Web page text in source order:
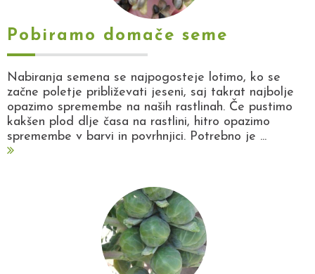
Pobiramo domače seme
Nabiranja semena se najpogosteje lotimo, ko se
začne poletje približevati jeseni, saj takrat najbolje
opazimo spremembe na naših rastlinah. Če pustimo
kakšen plod dlje časa na rastlini, hitro opazimo
spremembe v barvi in povrhnjici. Potrebno je ...